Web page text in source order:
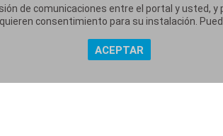
de comunicaciones entre el portal y usted,
consentimiento para su instalación.
ACEPTAR